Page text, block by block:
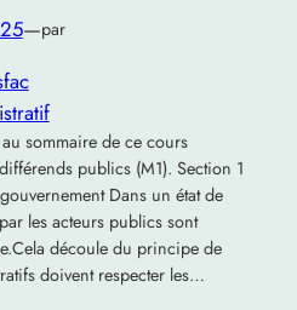
—par
sommaire de ce cours
publics (M1). Section 1
Dans un état de
les acteurs publics sont
découle du principe de
doivent respecter les…